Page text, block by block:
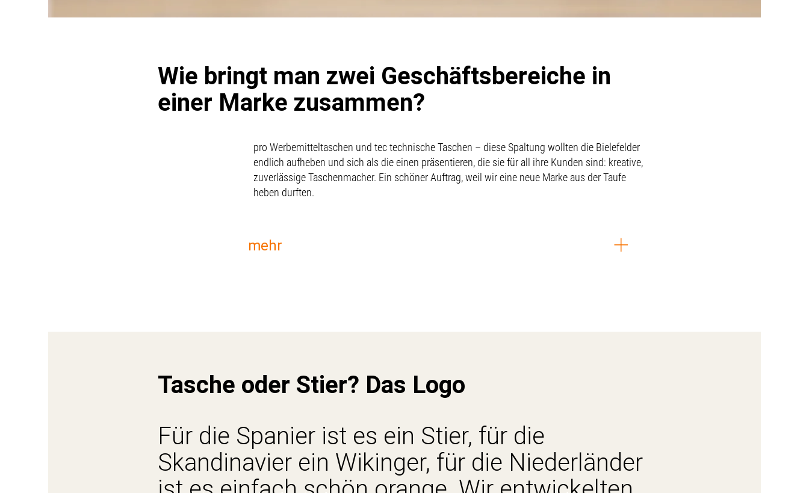
Wie bringt man zwei Geschäftsbereiche in
einer Marke zusammen?
pro Werbemitteltaschen und tec technische Taschen – diese Spaltung wollten die Bielefelder
endlich aufheben und sich als die einen präsentieren, die sie für all ihre Kunden sind: kreative,
zuverlässige Taschenmacher. Ein schöner Auftrag, weil wir eine neue Marke aus der Taufe
heben durften.
mehr
Tasche oder Stier? Das Logo
Für die Spanier ist es ein Stier, für die
Skandinavier ein Wikinger, für die Niederländer